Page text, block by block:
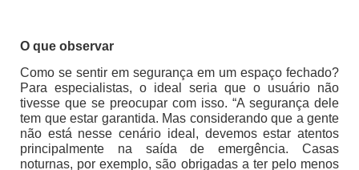
O que observar
Como se sentir em segurança em um espaço fechado?
Para especialistas, o ideal seria que o usuário não
tivesse que se preocupar com isso. “A segurança dele
tem que estar garantida. Mas considerando que a gente
não está nesse cenário ideal, devemos estar atentos
principalmente na saída de emergência. Casas
noturnas, por exemplo, são obrigadas a ter pelo menos